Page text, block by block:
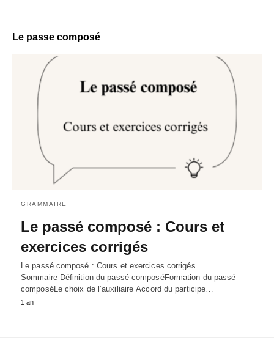
Le passe composé
GRAMMAIRE
Le passé composé : Cours et
exercices corrigés
Le passé composé : Cours et exercices corrigés
Sommaire Définition du passé composéFormation du passé
composéLe choix de l’auxiliaire Accord du participe…
1 an